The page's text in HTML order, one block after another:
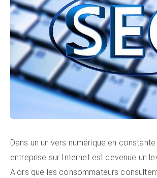
Dans un univers numérique en
entreprise sur Internet est devenue un
Alors que les consommateurs